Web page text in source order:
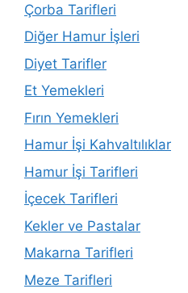
Çorba Tarifleri
Diğer Hamur İşleri
Diyet Tarifler
Et Yemekleri
Fırın Yemekleri
Hamur İşi Kahvaltılıklar
Hamur İşi Tarifleri
İçecek Tarifleri
Kekler ve Pastalar
Makarna Tarifleri
Meze Tarifleri